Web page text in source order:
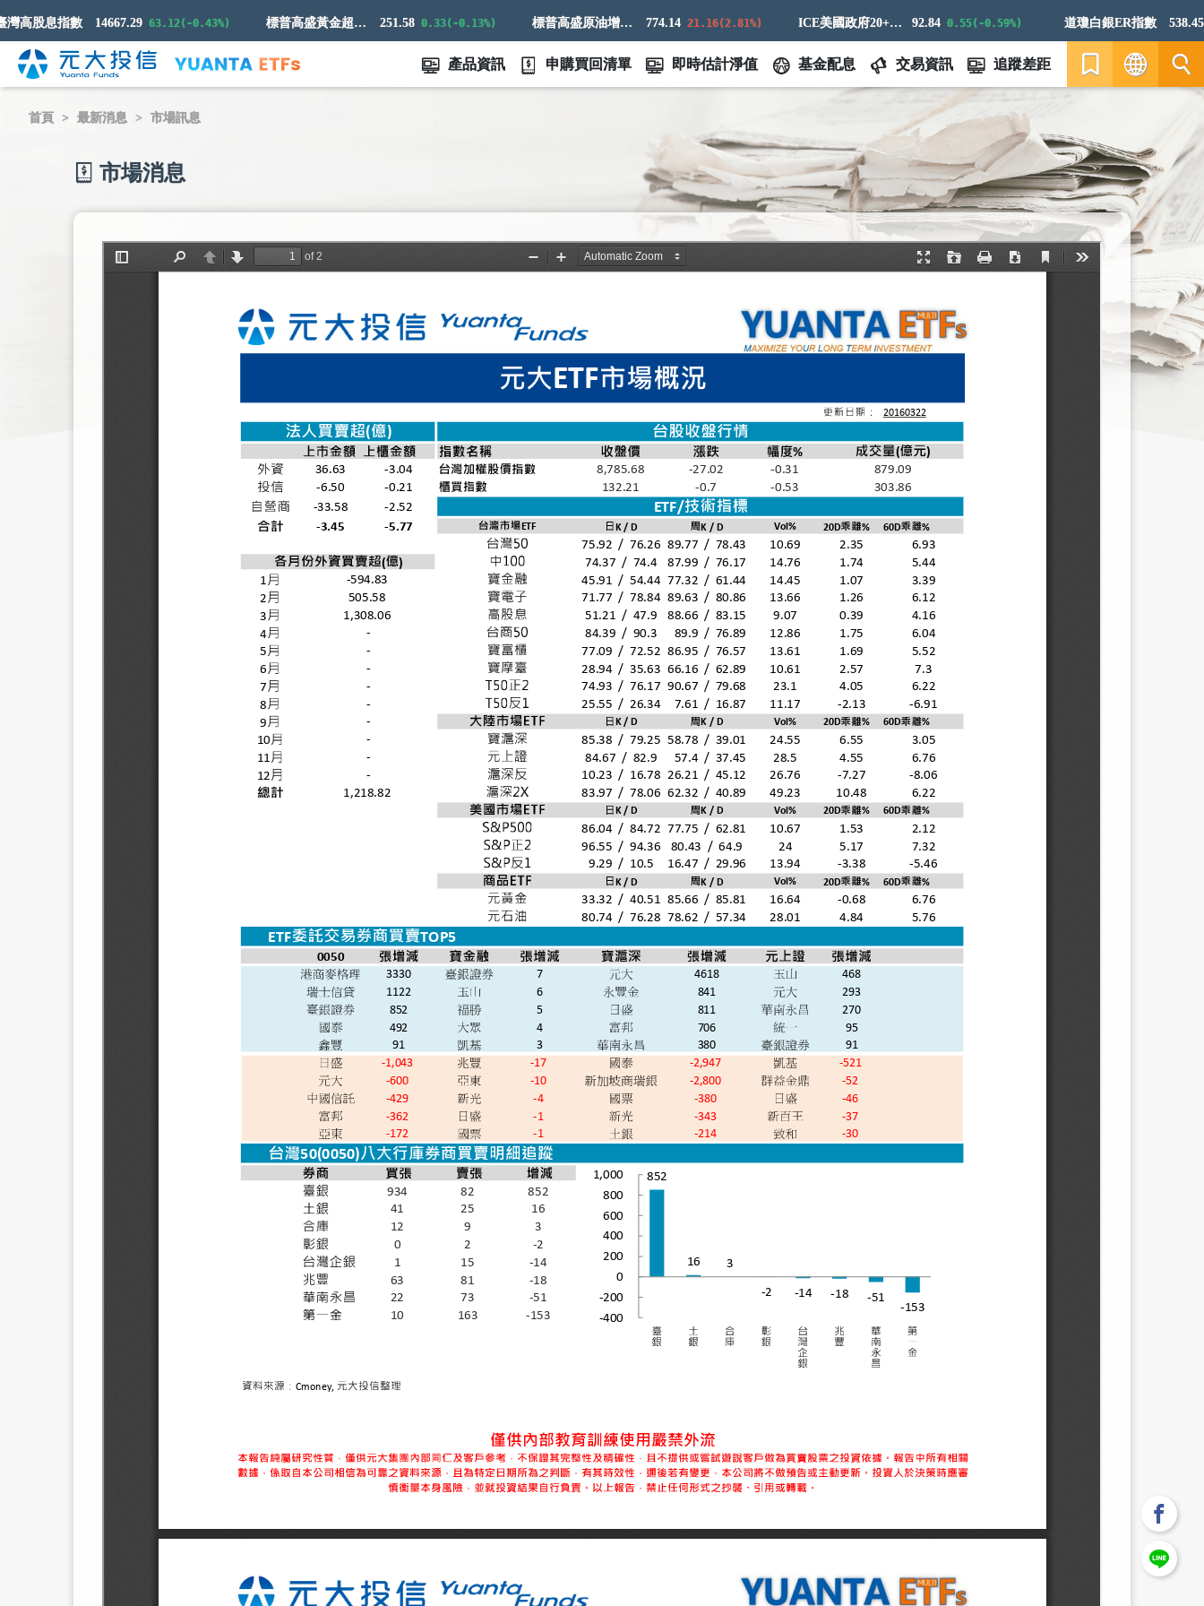
股息指數 14667.29 63.12(-0.43%) 標普高盛黃金超額回報指數 251.58 0.33(-0.13%) 標普高盛原油增強超額回報指數 774.14 21.16(2.81%) ICE美國政府20+年期債券指數 92.84 0.55(-0.59%) 道瓊白銀ER指數 538.45
產品資訊 申購買回清單 即時估計淨值 基金配息 交易資訊 追蹤差距
EN
首頁 最新消息 市場訊息
市場消息